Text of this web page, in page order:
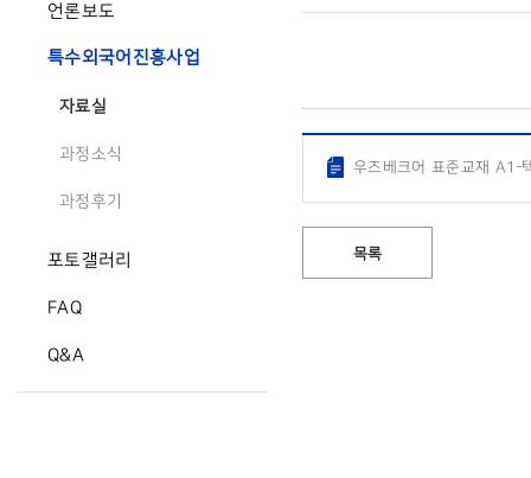
언론보도
특수외국어진흥사업
자료실
과정소식
과정후기
포토갤러리
FAQ
Q&A
우즈베크어 표준교재 A1-
목록